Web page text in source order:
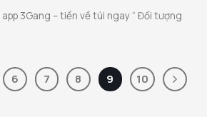
3Gang – tiền về túi ngay “ Đối tượng
6 7 8 9 10